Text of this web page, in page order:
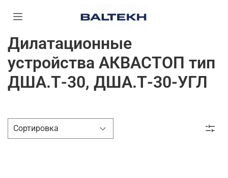
Дилатационные
устройства АКВАСТОП тип
ДША.Т-30, ДША.Т-30-УГЛ